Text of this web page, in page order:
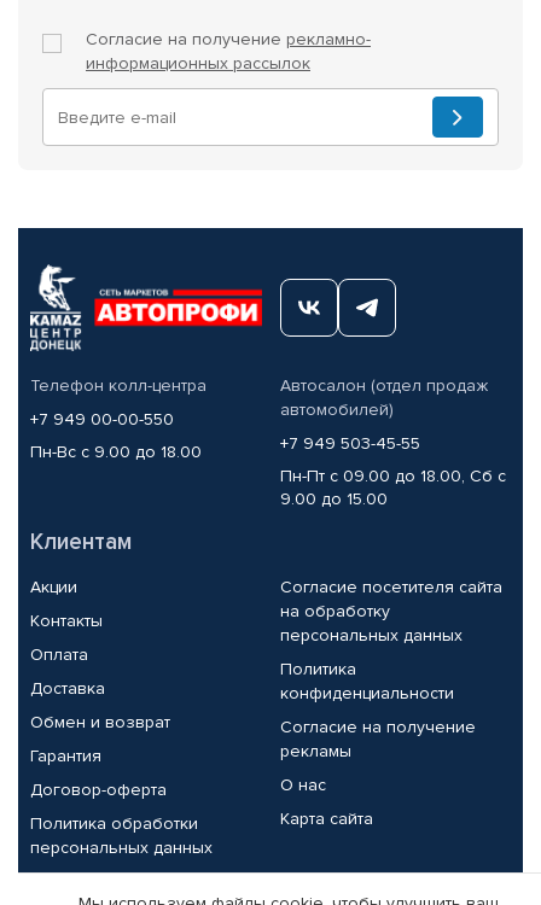
Согласие на получение рекламно-
информационных рассылок
Телефон колл-центра
+7 949 00-00-550
Пн-Вс с 9.00 до 18.00
Автосалон (отдел продаж
автомобилей)
+7 949 503-45-55
Пн-Пт с 09.00 до 18.00, Сб с
9.00 до 15.00
Клиентам
Акции
Контакты
Оплата
Доставка
Обмен и возврат
Гарантия
Договор-оферта
Политика обработки
персональных данных
Согласие посетителя сайта
на обработку
персональных данных
Политика
конфиденциальности
Согласие на получение
рекламы
О нас
Карта сайта